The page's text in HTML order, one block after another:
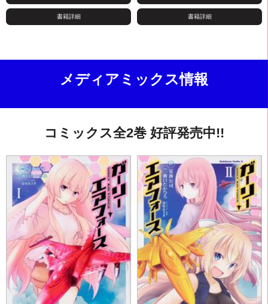
書籍詳細 書籍詳細
メディアミックス情報
コミックス全2巻 好評発売中!!